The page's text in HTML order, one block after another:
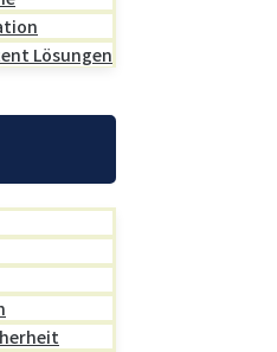
Lösungen